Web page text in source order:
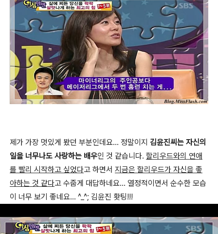
제가 가장 멋있게 봤던 부분인데요... 정말이지 김윤진씨는 자신의
일을 너무나도 사랑하는 배우인 것 같습니다. 할리우드와의 연애
를 빨리 시작하고 싶었다고 하면서 지금은 할리우드가 자신을 좋
아하는 것 같다고 수줍게 대답하네요... 열정적이면서 순수한 모습
이 너무 보기 좋네요... ^_^; 김윤진 홧팅!!!